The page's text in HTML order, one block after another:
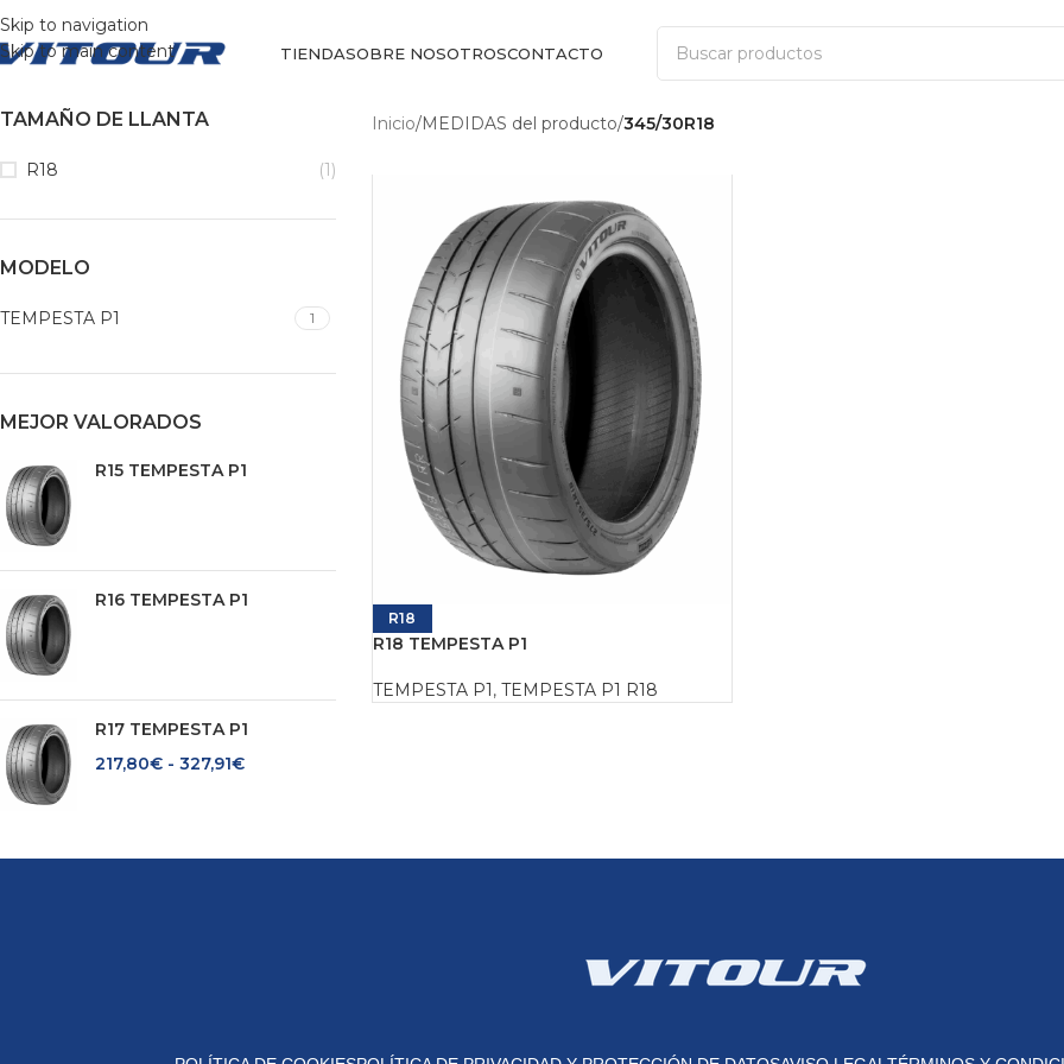
Skip to navigation
Skip to main content
TIENDASOBRE NOSOTROSCONTACTO
TAMAÑO DE LLANTA
R18 (1)
MODELO
TEMPESTA P1 1
MEJOR VALORADOS
R15 TEMPESTA P1
R16 TEMPESTA P1
R17 TEMPESTA P1
217,80€ - 327,91€
Inicio/MEDIDAS del producto/345/30R18
R18
R18 TEMPESTA P1
TEMPESTA P1, TEMPESTA P1 R18